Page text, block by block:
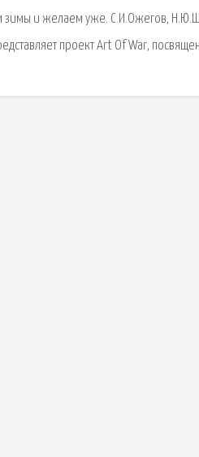
зимы и желаем уже. С.И.Ожегов,
проект Art Of War,